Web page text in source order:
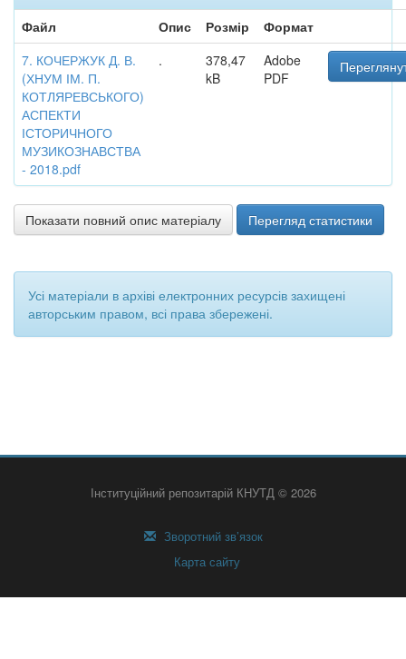
Файл
Опис Розмір
Формат
7. КОЧЕРЖУК Д. В.
(ХНУМ ІМ. П.
КОТЛЯРЕВСЬКОГО)
АСПЕКТИ
ІСТОРИЧНОГО
МУЗИКОЗНАВСТВА
- 2018.pdf
.
378,47
kB
Adobe
PDF
Показати повний опис матеріалу Перегляд статистики
Усі матеріали в архіві електронних ресурсів захищені
авторським правом, всі права збережені.
Інституційний репозитарій КНУТД © 2026
Зворотний зв’язок
Карта сайту